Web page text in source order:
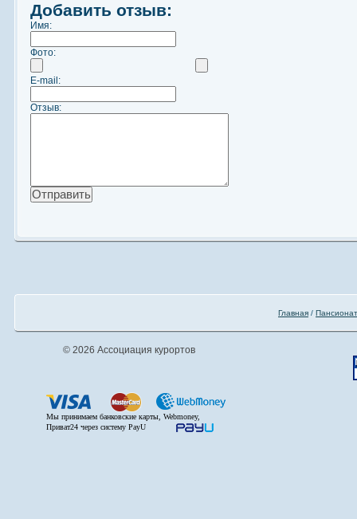
Добавить отзыв:
Имя:
Фото:
E-mail:
Отзыв:
Главная /
© 2026 Ассоциация курортов
Мы принимаем банковские карты, Webmoney,
Приват24 через систему PayU